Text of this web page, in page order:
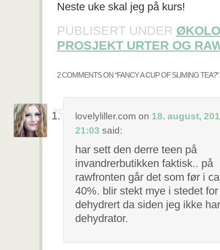
Neste uke skal jeg på kurs!
PUBLISERT UNDER
PROSJEKT URTER OG
2 COMMENTS ON “FANCY A CUP OF SLIMING TEA?”
lovelyliller.com on 18. august,
21:03 said:
har sett den derre teen på
invandrerbutikken faktisk.. på
rawfronten går det som før i ca
40%. blir stekt mye i stedet for
dehydrert da siden jeg ikke har
dehydrator.